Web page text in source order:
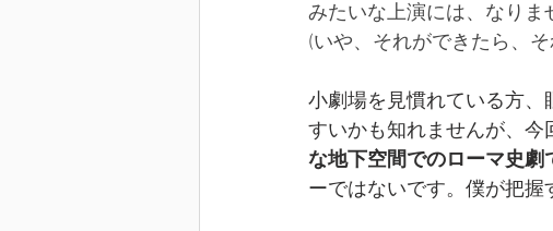
みたいな上演には、なりま
(いや、それができたら、
小劇場を見慣れている方
すいかも知れませんが、今
な地下空間でのローマ史劇
ーではないです。僕が把握